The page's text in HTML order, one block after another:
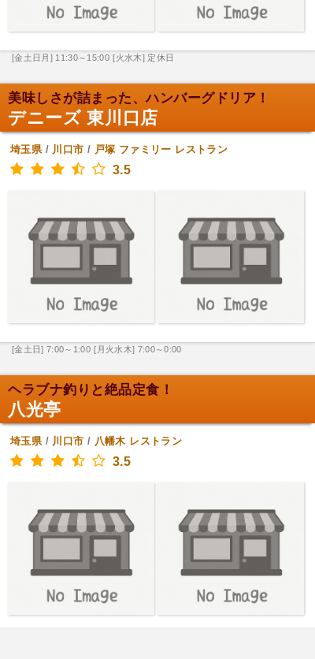
[金土日月] 11:30～15:00 [火水木] 定休日
美味しさが詰まった、ハンバーグドリア！
デニーズ 東川口店
埼玉県/ 川口市 / 戸塚 ファミリー レストラン
3.5
[金土日] 7:00～1:00 [月火水木] 7:00～0:00
ヘラブナ釣りと絶品定食！
八光亭
埼玉県/ 川口市 / 八幡木 レストラン
3.5